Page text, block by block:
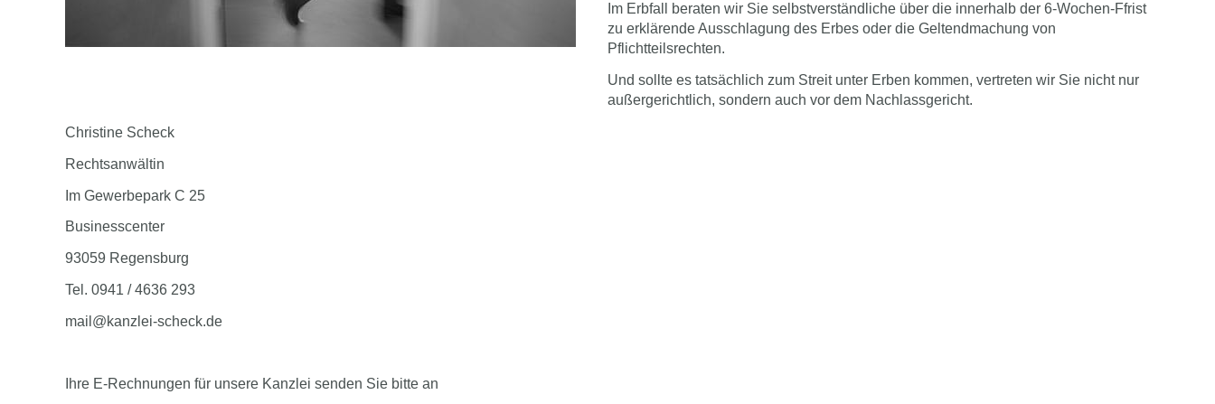
Christine Scheck
Rechtsanwältin
Im Gewerbepark C 25
Businesscenter
93059 Regensburg
Tel. 0941 / 4636 293
mail@kanzlei-scheck.de
Ihre E-Rechnungen für unsere Kanzlei senden Sie bitte an
Im Erbfall beraten wir Sie selbstverständliche über die innerhalb der 6-Wochen-Ffrist
zu erklärende Ausschlagung des Erbes oder die Geltendmachung von
Pflichtteilsrechten.
Und sollte es tatsächlich zum Streit unter Erben kommen, vertreten wir Sie nicht nur
außergerichtlich, sondern auch vor dem Nachlassgericht.